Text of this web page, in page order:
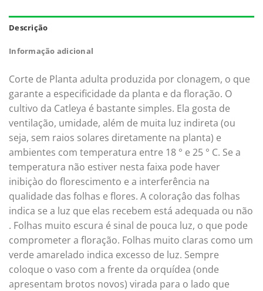
Descrição
Informação adicional
Corte de Planta adulta produzida por clonagem, o que
garante a especificidade da planta e da floração. O
cultivo da Catleya é bastante simples. Ela gosta de
ventilação, umidade, além de muita luz indireta (ou
seja, sem raios solares diretamente na planta) e
ambientes com temperatura entre 18 ° e 25 ° C. Se a
temperatura não estiver nesta faixa pode haver
inibiçào do florescimento e a interferência na
qualidade das folhas e flores. A coloraçâo das folhas
indica se a luz que elas recebem está adequada ou não
. Folhas muito escura é sinal de pouca luz, o que pode
comprometer a floração. Folhas muito claras como um
verde amarelado indica excesso de luz. Sempre
coloque o vaso com a frente da orquídea (onde
apresentam brotos novos) virada para o lado que